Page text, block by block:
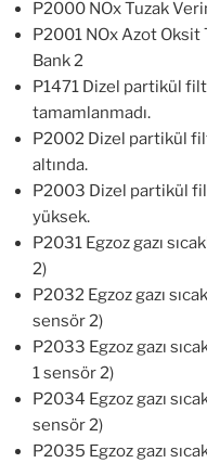
P2000 NOx Tuzak
P2001 NOx Azot
Bank 2
P1471 Dizel partikül
tamamlanmadı.
P2002 Dizel partikül
altında.
P2003 Dizel partikül
yüksek.
P2031 Egzoz gazı
2)
P2032 Egzoz gazı
sensör 2)
P2033 Egzoz gazı
1 sensör 2)
P2034 Egzoz gazı
sensör 2)
P2035 Egzoz gazı